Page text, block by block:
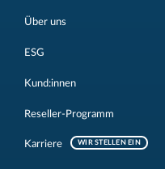
Über uns
ESG
Kund:innen
Reseller-Programm
Karriere WIR STELLEN EIN